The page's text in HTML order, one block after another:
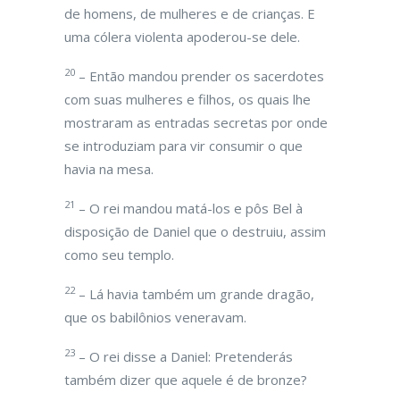
de homens, de mulheres e de crianças. E
uma cólera violenta apoderou-se dele.
20 – Então mandou prender os sacerdotes
com suas mulheres e filhos, os quais lhe
mostraram as entradas secretas por onde
se introduziam para vir consumir o que
havia na mesa.
21 – O rei mandou matá-los e pôs Bel à
disposição de Daniel que o destruiu, assim
como seu templo.
22– Lá havia também um grande dragão,
que os babilônios veneravam.
23 – O rei disse a Daniel: Pretenderás
também dizer que aquele é de bronze?